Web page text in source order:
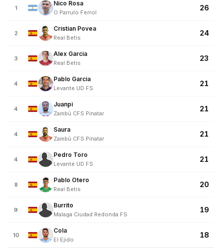
1
Nico Rosa
O Parrulo Ferrol
26
2
Cristian Povea
Real Betis
24
3
Alex Garcia
Real Betis
23
4
Pablo Garcia
Levante UD FS
21
4
Juanpi
Zambù CFS Pinatar
21
4
Saura
Zambù CFS Pinatar
21
4
Pedro Toro
Levante UD FS
21
8
Pablo Otero
Real Betis
20
9
Burrito
Malaga Ciudad Redonda FS
19
10
Cola
El Ejido
18